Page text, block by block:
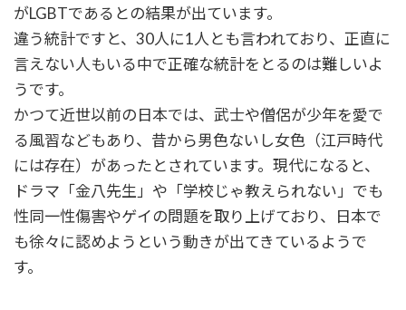
がLGBTであるとの結果が出ています。
違う統計ですと、30人に1人とも言われており、正直に
言えない人もいる中で正確な統計をとるのは難しいよ
うです。
かつて近世以前の日本では、武士や僧侶が少年を愛で
る風習などもあり、昔から男色ないし女色（江戸時代
には存在）があったとされています。現代になると、
ドラマ「金八先生」や「学校じゃ教えられない」でも
性同一性傷害やゲイの問題を取り上げており、日本で
も徐々に認めようという動きが出てきているようで
す。